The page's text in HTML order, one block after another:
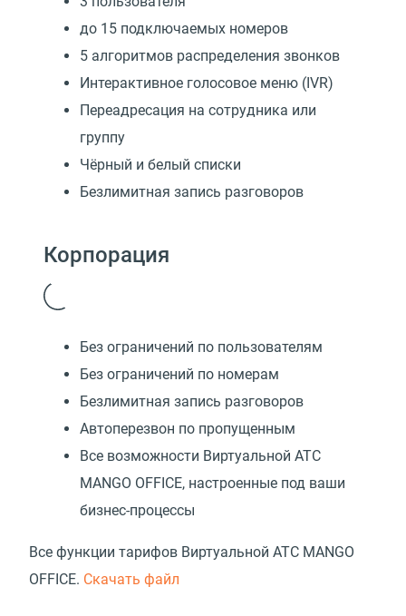
до 15 подключаемых номеров
5 алгоритмов распределения звонков
Интерактивное голосовое меню (IVR)
Переадресация на сотрудника или
группу
Чёрный и белый списки
Безлимитная запись разговоров
Корпорация
Без ограничений по пользователям
Без ограничений по номерам
Безлимитная запись разговоров
Автоперезвон по пропущенным
Все возможности Виртуальной АТС
MANGO OFFICE, настроенные под ваши
бизнес-процессы
Все функции тарифов Виртуальной АТС MANGO
OFFICE. Скачать файл